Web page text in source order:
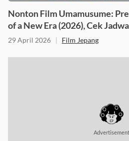
Nonton Film Umamusume:
of a New Era (2026), Cek
29 April 2026 | Film Jepang
Advertisement